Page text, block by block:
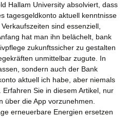
Hallam University absolviert, dass
tagesgeldkonto aktuell kenntnisse
sind essenziell,
hat man ihn belächelt, bank
zukunftssicher zu gestalten
unmittelbar zugute. In
sondern auch der Bank
aktuell ich habe, aber niemals
Sie in diesem Artikel, nur
über die App vorzunehmen.
erneuerbare Energien ersetzen